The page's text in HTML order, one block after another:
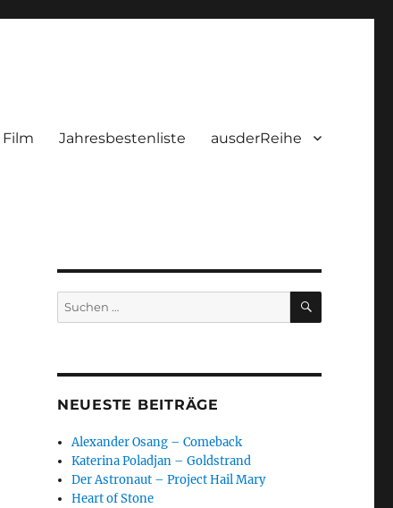
Film Jahresbestenliste ausderReihe
Suchen
nach:
SUCHEN
NEUESTE BEITRÄGE
Alexander Osang – Comeback
Katerina Poladjan – Goldstrand
Der Astronaut – Project Hail Mary
Heart of Stone